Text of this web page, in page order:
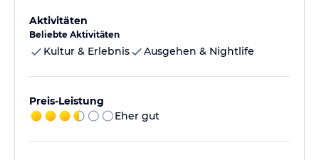
Aktivitäten
Beliebte Aktivitäten
Kultur & Erlebnis Ausgehen & Nightlife
Preis-Leistung
Eher gut